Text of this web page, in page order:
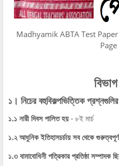
Madhyamik ABTA Test
১। নিচের বহুবিকল্পভিত্তিক
১.১ নারী দিবস পালিত হয় - ৮ই মার্চ
১.২ আধুনিক ইতিহাসচর্চায় সব থেকে
১.৩ বামাবোধিনী পত্রিকার প্রতিষ্ঠা সম্পাদক